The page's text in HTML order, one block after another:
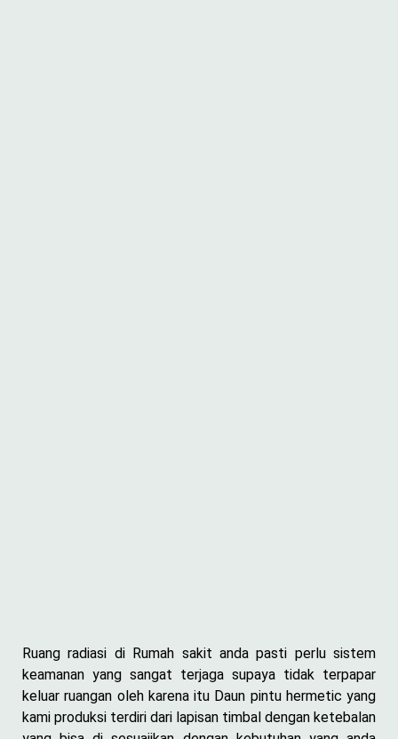
Ruang radiasi di Rumah sakit anda pasti perlu sistem
keamanan yang sangat terjaga supaya tidak terpapar
keluar ruangan oleh karena itu Daun pintu hermetic yang
kami produksi terdiri dari lapisan timbal dengan ketebalan